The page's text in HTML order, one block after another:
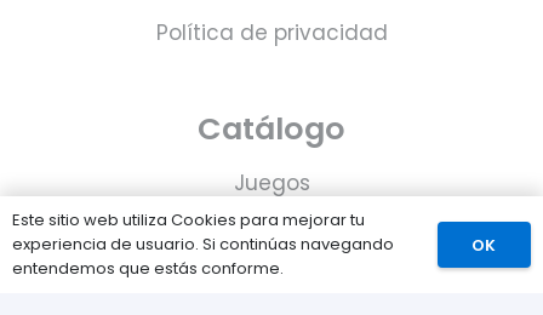
Política de privacidad
Catálogo
Juegos
Consolas
Accesorios para tu PS5
Este sitio web utiliza Cookies para mejorar tu
experiencia de usuario. Si continúas navegando
entendemos que estás conforme.
OK